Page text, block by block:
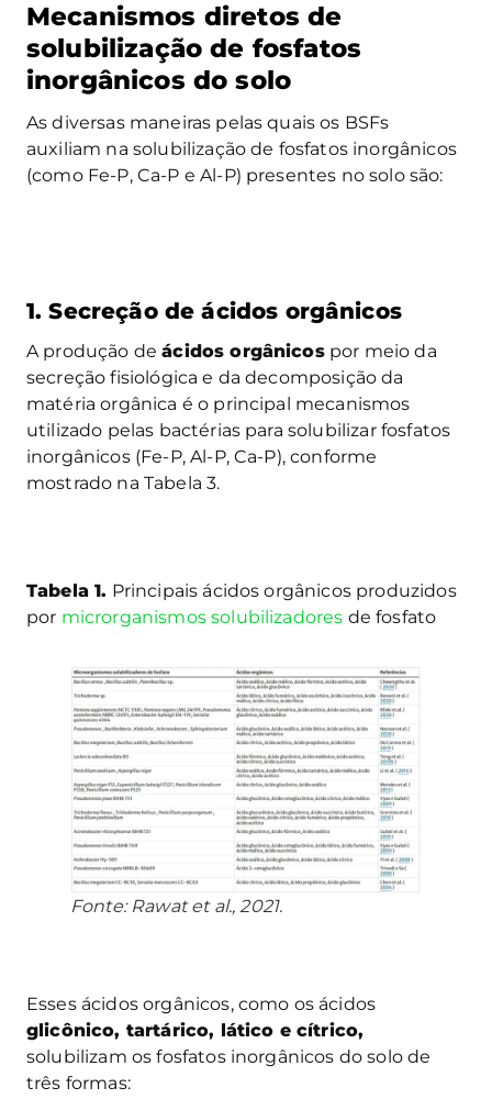
Mecanismos diretos de
solubilização de fosfatos
inorgânicos do solo
As diversas maneiras pelas quais os BSFs
auxiliam na solubilização de fosfatos inorgânicos
(como Fe-P, Ca-P e Al-P) presentes no solo são:
1. Secreção de ácidos orgânicos
A produção deácidos orgânicospor meio da
secreção fisiológica e da decomposição da
matéria orgânica é o principal mecanismos
utilizado pelas bactérias para solubilizar fosfatos
inorgânicos (Fe-P, Al-P, Ca-P), conforme
mostrado na Tabela 3.
Tabela 1. Principais ácidos orgânicos produzidos
por microrganismos solubilizadores de fosfato
Fonte: Rawat et al., 2021.
Esses ácidos orgânicos, como os ácidos
glicônico, tartárico, lático e cítrico,
solubilizam os fosfatos inorgânicos do solo de
três formas: